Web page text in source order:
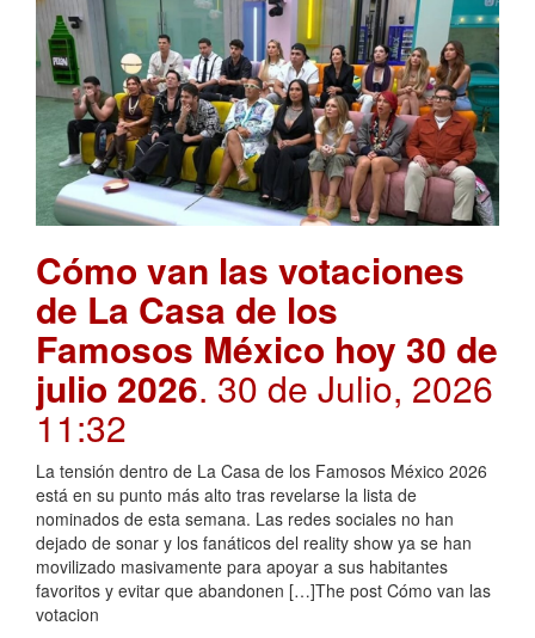
Cómo van las votaciones
de La Casa de los
Famosos México hoy 30 de
julio 2026. 30 de Julio, 2026
11:32
La tensión dentro de La Casa de los Famosos México 2026
está en su punto más alto tras revelarse la lista de
nominados de esta semana. Las redes sociales no han
dejado de sonar y los fanáticos del reality show ya se han
movilizado masivamente para apoyar a sus habitantes
favoritos y evitar que abandonen […]The post Cómo van las
votacion